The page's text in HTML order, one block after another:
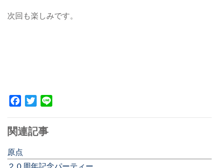
次回も楽しみです。
Facebook
Twitter
関連記事
原点
２０周年記念パーティー